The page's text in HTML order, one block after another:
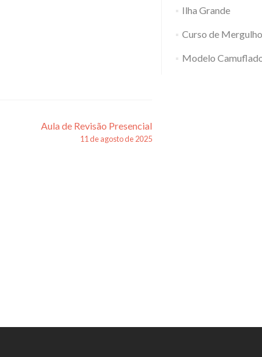
Aula de Revisão Presencial
11 de agosto de 2025
Ilha Grande
Curso de
Modelo